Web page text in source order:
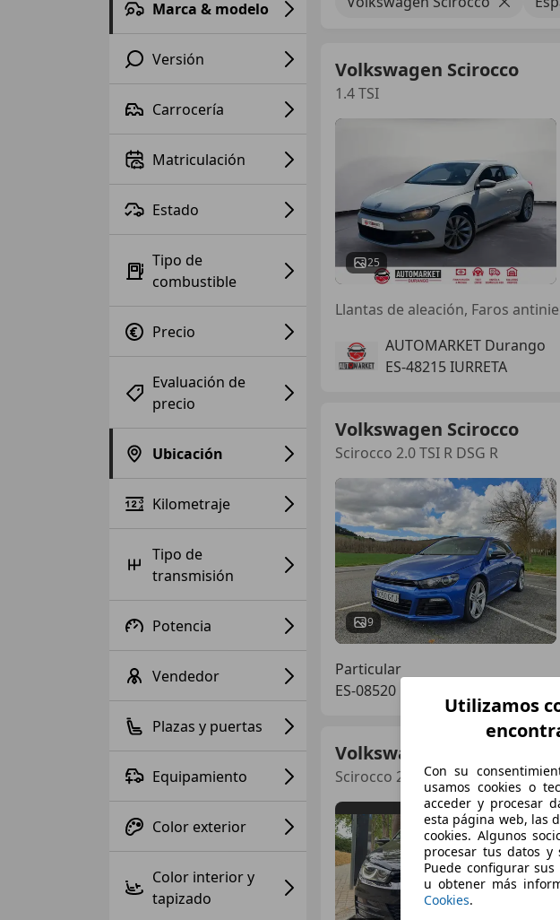
Marca & modelo
Versión
Carrocería
Matriculación
Estado
Tipo de
combustible
Precio
Evaluación de
precio
Ubicación
Kilometraje
Tipo de
transmisión
Potencia
Vendedor
Plazas y puertas
Equipamiento
Color exterior
Color interior y
tapizado
Volkswagen Scirocco
1.4 TSI
25
AUTOMARKET Durango
ES-48215 IURRETA
Volkswagen Scirocco
Scirocco 2.0 TSI R DSG R
9
Particular
ES-08520 Granollers
Volkswagen Scirocco
Scirocco 2.0 TSI BMT R-Line
Utilizamos
Con su
usamos cookies o
acceder y procesar
esta página web, las
cookies. Algunos
procesar tus datos
Puede configurar
u obtener más
Cookies.